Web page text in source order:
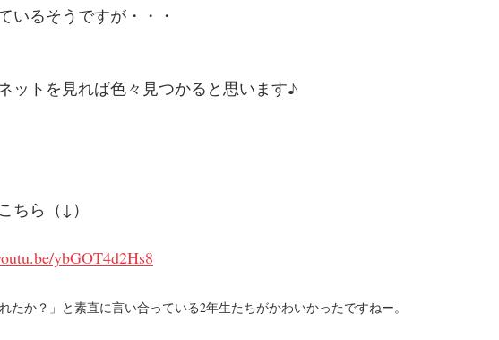
いるそうですが・・・
ットを見れば色々見つかると思います♪
ちら（↓）
ybGOT4d2Hs8
れたか？」と素直に言い合っている2年生たちがかわいかったですねー。